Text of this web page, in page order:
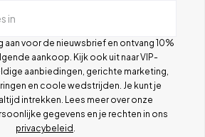
in
aan voor de nieuwsbrief en ontvang 10%
aankoop. Kijk ook uit naar VIP-
aanbiedingen, gerichte marketing,
en coole wedstrijden. Je kunt je
intrekken. Lees meer over onze
gegevens en je rechten in ons
privacybeleid